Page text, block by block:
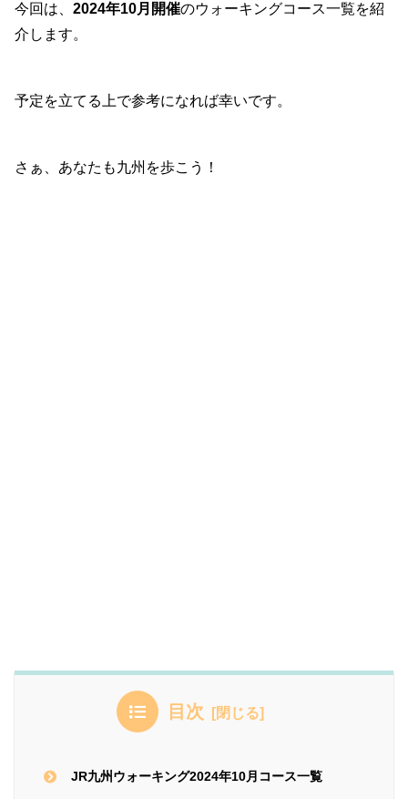
今回は、 2024年10月開催のウォーキングコース一覧を紹
介します。
予定を立てる上で参考になれば幸いです。
さぁ、あなたも九州を歩こう！
目次
JR九州ウォーキング2024年10月コース一覧